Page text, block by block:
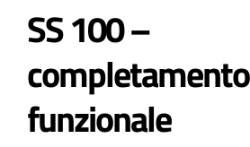
Partecipa
Comuni
SS 100 –
completamento
funzionale